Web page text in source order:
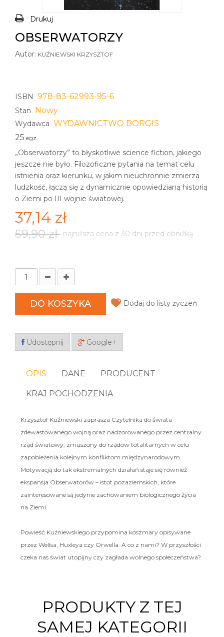
Drukuj
OBSERWATORZY
Autor: KUŹNIEWSKI KRZYSZTOF
ISBN 978-83-62993-95-6
Stan Nowy
Wydawca WYDAWNICTWO BORGIS
25 egz.
„Obserwatorzy” to błyskotliwe science fiction, jakiego
jeszcze nie było. Filozoficzne pytania na temat celu
istnienia oraz kierunku, w jakim nieuchronnie zmierza
ludzkość, łączą się z dynamicznie opowiedzianą historią
o Ziemi po III wojnie światowej.
37,14 zł
59,90 zł najniższa cena z 30 dni przed obniżką
DO KOSZYKA Dodaj do listy życzeń
Udostępnij Google+
OPIS DANE PRODUCENT
KRAJ POCHODZENIA
Krzysztof Kuźniewski zaprasza Czytelnika do świata
zdewastowanego wojną oraz nadzorowanego przez centralny
rząd światowy, zmuszony do rządów totalitarnych w celu
zapobieżenia kolejnym konfliktom międzynarodowym.
Motywacją do tak ekstremalnych działań staje się również
ekspansja Obserwatorów – istot pozaziemskich, które
zainteresowane są jedynie zachowaniem biologicznego życia
na Ziemi.
Powieść Kuźniewskiego przypomina koszmary opisywane
przez Wellsa, Huxleya czy Orwella. A co z nami? W przyszłości
czeka nas świat utopijny czy zagłada wolnego społeczeństwa?
PRODUKTY Z TEJ
SAMEJ KATEGORII